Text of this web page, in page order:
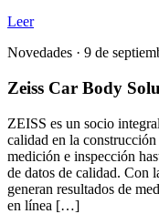
Leer
Novedades · 9 de
Zeiss Car Body
ZEISS es un socio
calidad en la
medición e inspección
de datos de calidad. Con
generan resultados de
en línea […]